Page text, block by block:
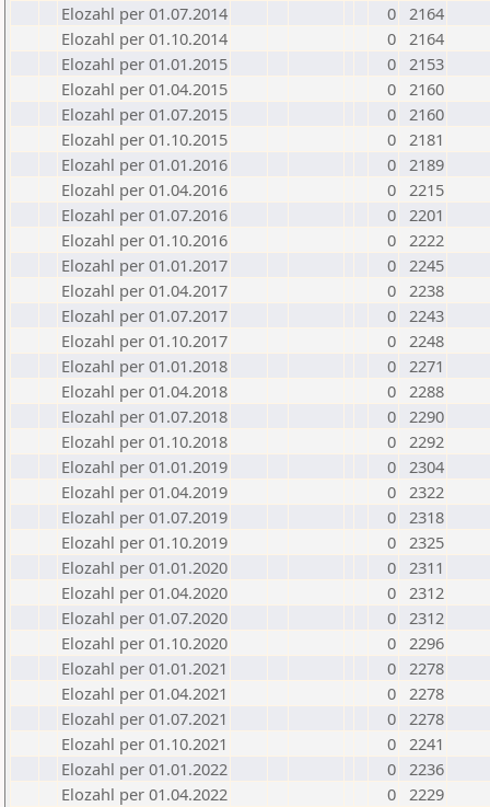
Elozahl per 01.07.2014
0 2164
Elozahl per 01.10.2014
0 2164
Elozahl per 01.01.2015
0 2153
Elozahl per 01.04.2015
0 2160
Elozahl per 01.07.2015
0 2160
Elozahl per 01.10.2015
0 2181
Elozahl per 01.01.2016
0 2189
Elozahl per 01.04.2016
0 2215
Elozahl per 01.07.2016
0 2201
Elozahl per 01.10.2016
0 2222
Elozahl per 01.01.2017
0 2245
Elozahl per 01.04.2017
0 2238
Elozahl per 01.07.2017
0 2243
Elozahl per 01.10.2017
0 2248
Elozahl per 01.01.2018
0 2271
Elozahl per 01.04.2018
0 2288
Elozahl per 01.07.2018
0 2290
Elozahl per 01.10.2018
0 2292
Elozahl per 01.01.2019
0 2304
Elozahl per 01.04.2019
0 2322
Elozahl per 01.07.2019
0 2318
Elozahl per 01.10.2019
0 2325
Elozahl per 01.01.2020
0 2311
Elozahl per 01.04.2020
0 2312
Elozahl per 01.07.2020
0 2312
Elozahl per 01.10.2020
0 2296
Elozahl per 01.01.2021
0 2278
Elozahl per 01.04.2021
0 2278
Elozahl per 01.07.2021
0 2278
Elozahl per 01.10.2021
0 2241
Elozahl per 01.01.2022
0 2236
Elozahl per 01.04.2022
0 2229